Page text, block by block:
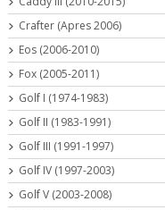
Crafter (Apres 2006)
Eos (2006-2010)
Fox (2005-2011)
Golf I (1974-1983)
Golf II (1983-1991)
Golf III (1991-1997)
Golf IV (1997-2003)
Golf V (2003-2008)